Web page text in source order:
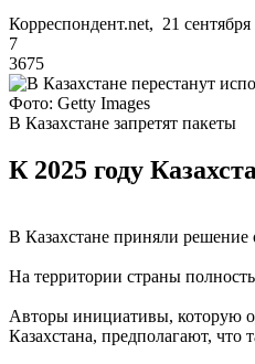
Корреспондент.net, 21
7
3675
Фото: Getty Images
В Казахстане запретят пакеты
К 2025 году
В Казахстане приняли решение
На территории страны
Авторы инициативы, которую
Казахстана, предполагают, что